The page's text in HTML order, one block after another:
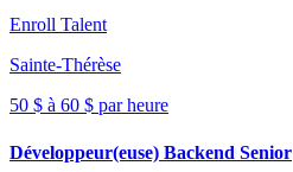
Enroll Talent
Sainte-Thérèse
50 $ à 60 $ par heure
Développeur(euse) Backend Senior